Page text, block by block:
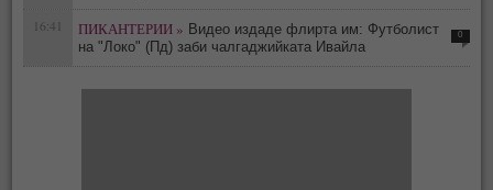
16:41 ПИКАНТЕРИИ » Видео издаде флирта им: Футболист
на "Локо" (Пд) заби чалгаджийката Ивайла
0